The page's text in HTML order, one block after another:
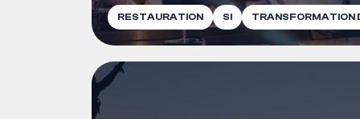
RESTAURATION SI TRANSFORMATION